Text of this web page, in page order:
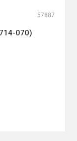
57887
070)